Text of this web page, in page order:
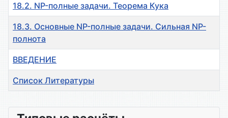
18.2. NP-полные задачи. Теорема Кука
18.3. Основные NP-полные задачи. Сильная NP-
полнота
ВВЕДЕНИЕ
Список Литературы